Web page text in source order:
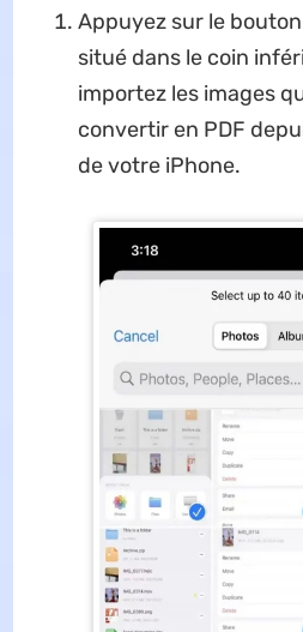
Appuyez sur le
situé dans le coin
importez les images
convertir en PDF
de votre iPhone.